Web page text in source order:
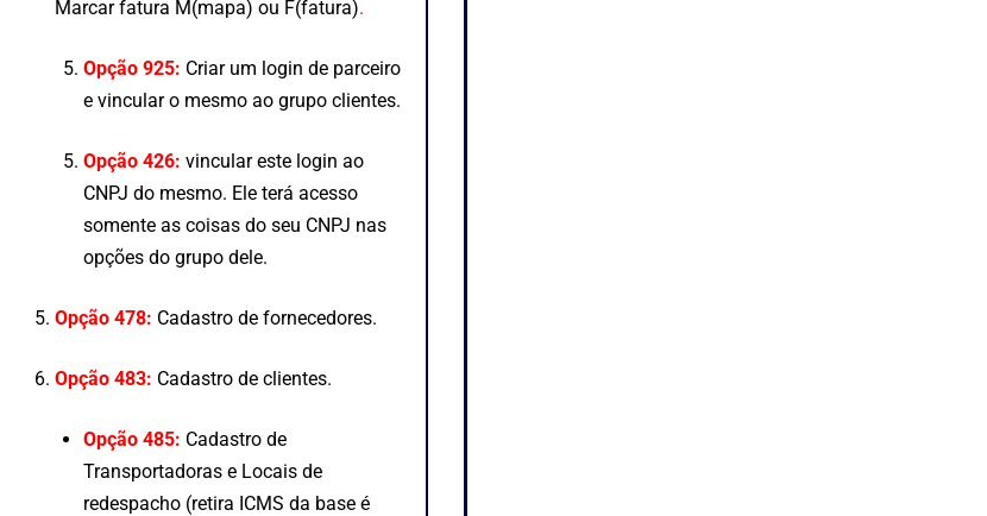
Marcar fatura M(mapa) ou F(fatura).
Opção 925: Criar um login de parceiro
e vincular o mesmo ao grupo clientes.
Opção 426:vincular este login ao
CNPJ do mesmo. Ele terá acesso
somente as coisas do seu CNPJ nas
opções do grupo dele.
Opção 478: Cadastro de fornecedores.
Opção 483: Cadastro de clientes.
Opção 485: Cadastro de
Transportadoras e Locais de
redespacho (retira ICMS da base é